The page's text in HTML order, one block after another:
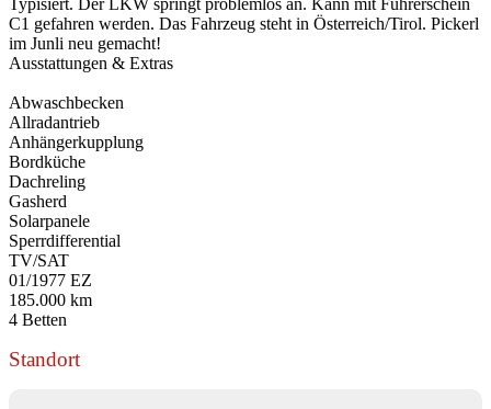
C1 gefahren werden. Das Fahrzeug steht in Österreich/Tirol. Pickerl
im Junli neu gemacht!
Ausstattungen & Extras
Abwaschbecken
Allradantrieb
Anhängerkupplung
Bordküche
Dachreling
Gasherd
Solarpanele
Sperrdifferential
TV/SAT
01/1977 EZ
185.000 km
4 Betten
Standort